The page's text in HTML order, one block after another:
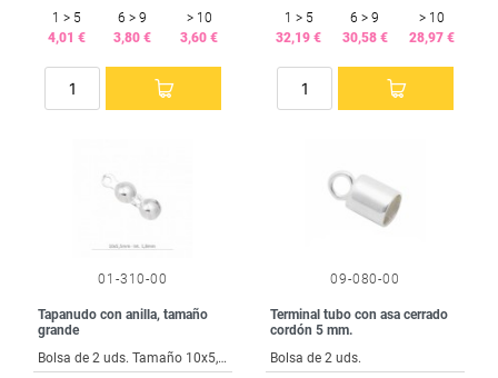
1 > 5
4,01 €
6 > 9
3,80 €
> 10
3,60 €
1 > 5
32,19 €
6 > 9
30,58 €
> 10
28,97 €
01-310-00
Tapanudo con anilla, tamaño
grande
Bolsa de 2 uds. Tamaño 10x5,5mm. Anilla 1,8 mm.
09-080-00
Terminal tubo con asa cerrado
cordón 5 mm.
Bolsa de 2 uds.